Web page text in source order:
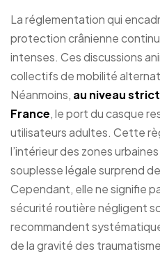
La réglementation qui
protection crânienne
intenses. Ces discussions
collectifs de mobilité
Néanmoins, au niveau
France, le port du casque
utilisateurs adultes. Cette
l’intérieur des zones
souplesse légale surprend
Cependant, elle ne signifie
sécurité routière négligent
recommandent
de la gravité des